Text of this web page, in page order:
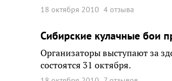
18 октября 2010 4 отзыва
Сибирские кулачные бои
Организаторы выступают за
состоятся 31 октября.